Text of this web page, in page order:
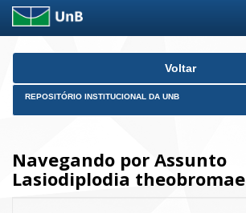
Skip
Voltar
REPOSITÓRIO INSTITUCIONAL DA UNB
Navegando por Assunto
Lasiodiplodia theobromae